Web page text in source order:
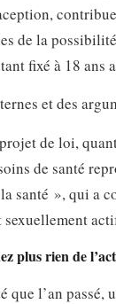
de la
fixé à 18 ans
et des
de loi,
de santé
santé », qui a
sexuellement
plus rien de
que l’an